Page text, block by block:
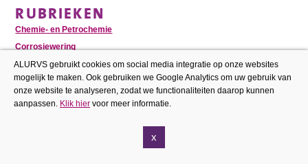
RUBRIEKEN
Chemie- en Petrochemie
Corrosiewering
Duplex Roestvast Staal
Lassen
Procesindustrie
ALURVS gebruikt cookies om social media integratie op onze websites
mogelijk te maken. Ook gebruiken we Google Analytics om uw gebruik van
onze website te analyseren, zodat we functionaliteiten daarop kunnen
aanpassen. Klik hier voor meer informatie.
x